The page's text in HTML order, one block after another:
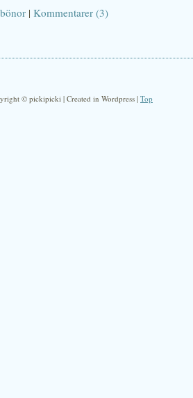
| Kommentarer (3)
© pickipicki | Created in Wordpress | Top